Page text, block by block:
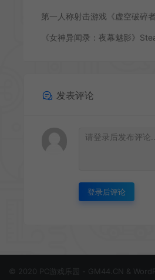
第一人称射击游戏《虚空破碎
《女神异闻录：夜幕魅影》
发表评论
登录后评论
© 2020 PC游戏乐园 - GM44.CN &